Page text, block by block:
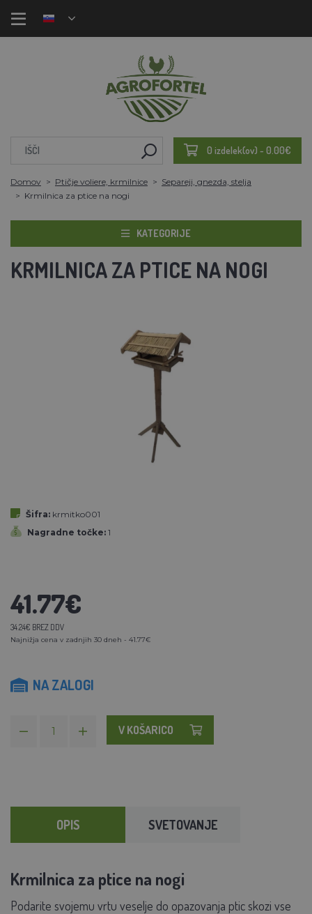
0 izdelek(ov) - 0.00€
Domov Ptičje voliere, krmilnice
Separeji, gnezda, stelja
Krmilnica za ptice na nogi
KATEGORIJE
KRMILNICA ZA PTICE NA NOGI
Šifra: krmitko001
Nagradne točke: 1
41.77€
34.24€ BREZ DDV
Najnižja cena v zadnjih 30 dneh - 41.77€
NA ZALOGI
V KOŠARICO
OPIS SVETOVANJE
Krmilnica za ptice na nogi
Podarite svojemu vrtu veselje do opazovanja ptic skozi vse